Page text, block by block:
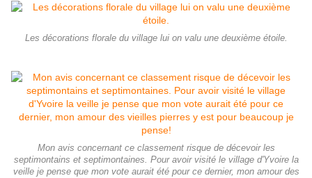
Les décorations florale du village lui on valu une deuxième étoile.
Mon avis concernant ce classement risque de décevoir les
septimontains et septimontaines. Pour avoir visité le village d'Yvoire la
veille je pense que mon vote aurait été pour ce dernier, mon amour des